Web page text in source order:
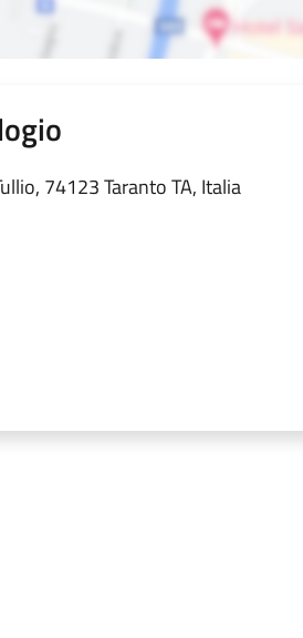
74123 Taranto TA, Italia